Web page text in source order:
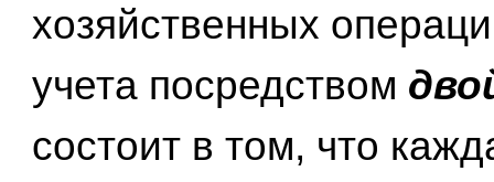
хозяйственных
учета посредством
состоит в том, что